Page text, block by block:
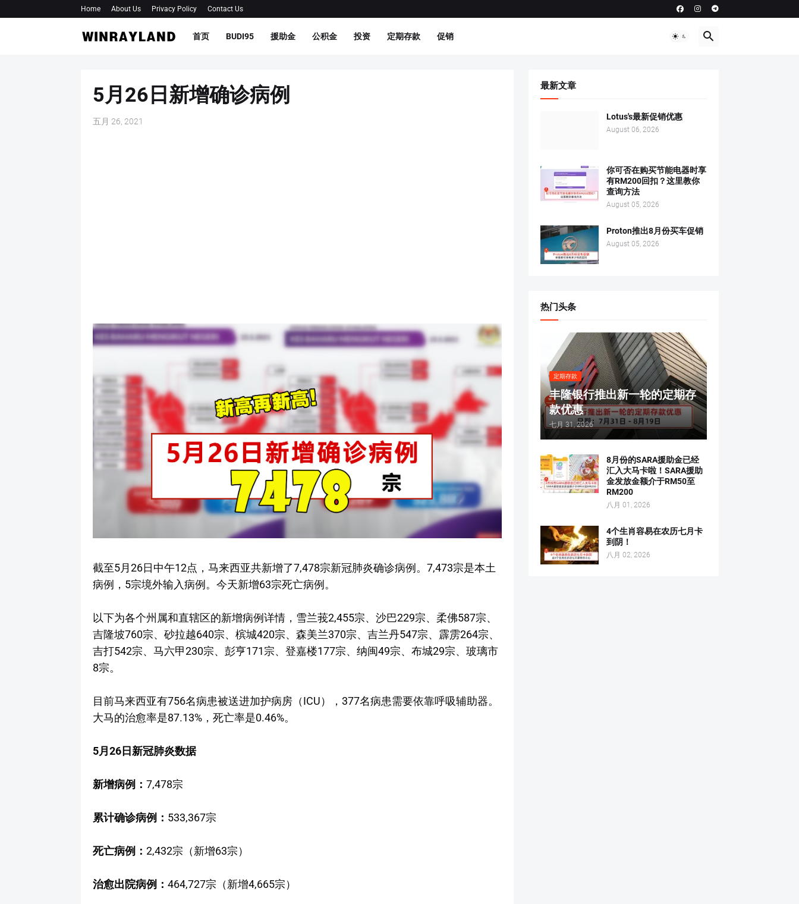
Home About Us Privacy Policy Contact Us
首页 BUDI95 援助金 公积金 投资 定期存款 促销
5月26日新增确诊病例
五月 26, 2021
截至5月26日中午12点，马来西亚共新增了7,478宗新冠肺炎确诊病例。7,473宗是本土
病例，5宗境外输入病例。今天新增63宗死亡病例。
以下为各个州属和直辖区的新增病例详情，雪兰莪2,455宗、沙巴229宗、柔佛587宗、
吉隆坡760宗、砂拉越640宗、槟城420宗、森美兰370宗、吉兰丹547宗、霹雳264宗、
吉打542宗、马六甲230宗、彭亨171宗、登嘉楼177宗、纳闽49宗、布城29宗、玻璃市
8宗。
目前马来西亚有756名病患被送进加护病房（ICU），377名病患需要依靠呼吸辅助器。
大马的治愈率是87.13%，死亡率是0.46%。
5月26日新冠肺炎数据
新增病例： 7,478宗
累计确诊病例： 533,367宗
死亡病例： 2,432宗（新增63宗）
治愈出院病例： 464,727宗（新增4,665宗）
最新文章
Lotus's最新促销优惠
August 06, 2026
你可否在购买节能电器时享
有RM200回扣？这里教你
查询方法
August 05, 2026
Proton推出8月份买车促销
August 05, 2026
热门头条
定期存款
丰隆银行推出新一轮的定期存
款优惠
七月 31, 2026
8月份的SARA援助金已经
汇入大马卡啦！SARA援助
金发放金额介于RM50至
RM200
八月 01, 2026
4个生肖容易在农历七月卡
到阴！
八月 02, 2026